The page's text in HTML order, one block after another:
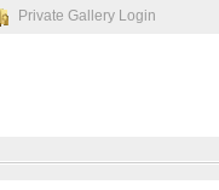
Private Gallery Login